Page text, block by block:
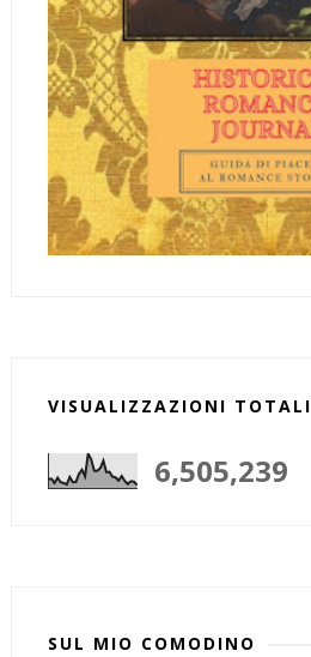
VISUALIZZAZIONI TOTALI
6,505,239
SUL MIO COMODINO